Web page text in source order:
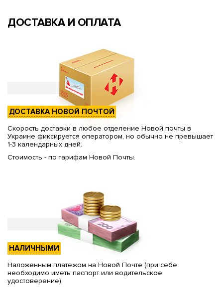
ДОСТАВКА И ОПЛАТА
ДОСТАВКА НОВОЙ ПОЧТОЙ
Скорость доставки в любое отделение Новой почты в
Украине фиксируется оператором, но обычно не превышает
1-3 календарных дней.
Стоимость - по тарифам Новой Почты.
НАЛИЧНЫМИ
Наложенным платежом на Новой Почте (при себе
необходимо иметь паспорт или водительское
удостоверение)